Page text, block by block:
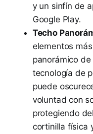
y un sinfín de
Google Play.
Techo
elementos
panorámico
tecnología de
puede
voluntad con
protegiendo
cortinilla física